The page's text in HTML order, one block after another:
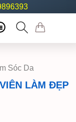
Sóc Da
LÀM ĐẸP